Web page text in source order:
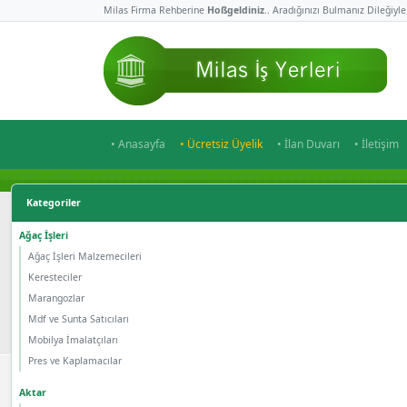
Milas Firma Rehberine Hoßgeldiniz.. Aradığınızı Bulmanız
• Anasayfa • Ücretsiz Üyelik • İlan Duvarı • İletişim
Kategoriler
Ağaç İşleri
Ağaç İşleri Malzemecileri
Keresteciler
Marangozlar
Mdf ve Sunta Satıcıları
Mobilya İmalatçıları
Pres ve Kaplamacılar
Aktar